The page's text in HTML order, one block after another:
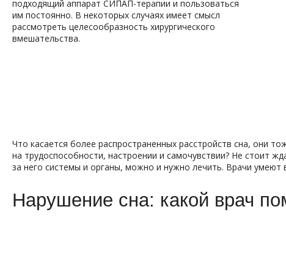
подходящий аппарат СИПАП-терапии и пользоваться
им постоянно. В некоторых случаях имеет смысл
рассмотреть целесообразность хирургического
вмешательства.
Что касается более распространенных расстройств сна, они
на трудоспособности, настроении и самочувствии? Не стоит
за него системы и органы, можно и нужно лечить. Врачи
Нарушение сна: какой врач